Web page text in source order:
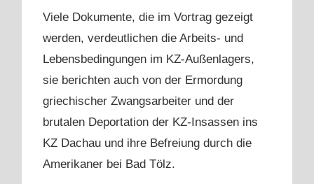
Viele Dokumente, die im Vortrag gezeigt
werden, verdeutlichen die Arbeits- und
Lebensbedingungen im KZ-Außenlagers,
sie berichten auch von der Ermordung
griechischer Zwangsarbeiter und der
brutalen Deportation der KZ-Insassen ins
KZ Dachau und ihre Befreiung durch die
Amerikaner bei Bad Tölz.